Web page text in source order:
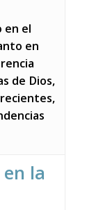
en el
en
de Dios,
la